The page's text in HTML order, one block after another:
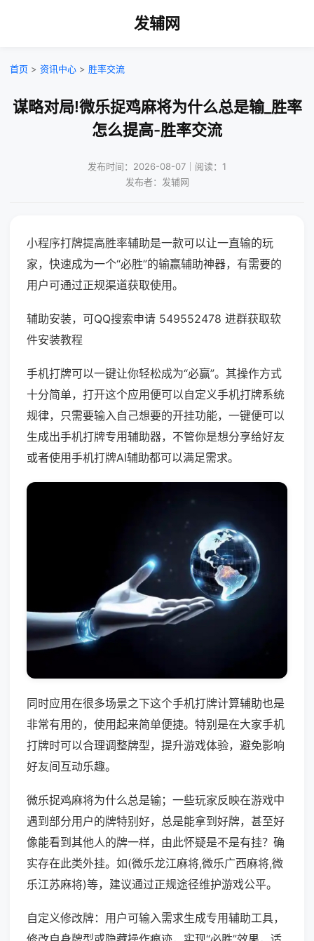
发辅网
首页 > 资讯中心 > 胜率交流
谋略对局!微乐捉鸡麻将为什么总是输_胜率
怎么提高-胜率交流
发布时间：2026-08-07｜阅读：1
发布者：发辅网
小程序打牌提高胜率辅助是一款可以让一直输的玩
家，快速成为一个“必胜”的输赢辅助神器，有需要的
用户可通过正规渠道获取使用。
辅助安装，可QQ搜索申请 549552478 进群获取软
件安装教程
手机打牌可以一键让你轻松成为“必赢”。其操作方式
十分简单，打开这个应用便可以自定义手机打牌系统
规律，只需要输入自己想要的开挂功能，一键便可以
生成出手机打牌专用辅助器，不管你是想分享给好友
或者使用手机打牌AI辅助都可以满足需求。
同时应用在很多场景之下这个手机打牌计算辅助也是
非常有用的，使用起来简单便捷。特别是在大家手机
打牌时可以合理调整牌型，提升游戏体验，避免影响
好友间互动乐趣。
微乐捉鸡麻将为什么总是输；一些玩家反映在游戏中
遇到部分用户的牌特别好，总是能拿到好牌，甚至好
像能看到其他人的牌一样，由此怀疑是不是有挂？确
实存在此类外挂。如(微乐龙江麻将,微乐广西麻将,微
乐江苏麻将)等，建议通过正规途径维护游戏公平。
自定义修改牌：用户可输入需求生成专用辅助工具，